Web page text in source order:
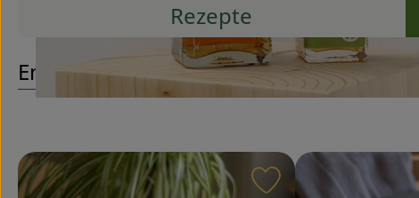
Rezepte
Entdecke passende Rezepte
Rezept zu